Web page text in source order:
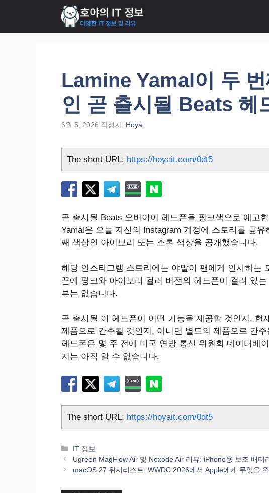
츠
Lamine Yamal이 두
인 곧 출시될 Beats 헤
6월 5, 2026 작성자: Hoya
The short URL: https://hoyait.com/0dt5
곧 출시될 Beats 오버이어 헤드폰을 핑크색으로 예고
Yamal은 오늘 자신의 Instagram 계정에 스토리를 공
째 색상인 아이보리 또는 스톤 색상을 공개했습니다.
해당 인스타그램 스토리에는 야말이 팬에게 인사하는
끈에 핑크와 아이보리 컬러 버전의 헤드폰이 걸려 있
뷰는 없습니다.
곧 출시될 이 헤드폰이 어떤 기능을 제공할 것인지, 현
제품으로 간주될 것인지, 아니면 별도의 제품으로 간
헤드폰은 몇 주 전에 미국 연방 통신 위원회 데이터베
지는 아직 알 수 없습니다.
The short URL: https://hoyait.com/0dt5
카
테
고
IT 정보
Ugreen MagFlow Air 및 Nexode Air 리뷰: iPhone용 보조 배터
macOS 27 위시리스트: WWDC 2026에서 Apple에게 무엇을